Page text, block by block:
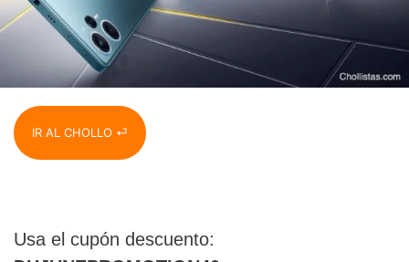
IR AL CHOLLO ⏎
Usa el cupón descuento: